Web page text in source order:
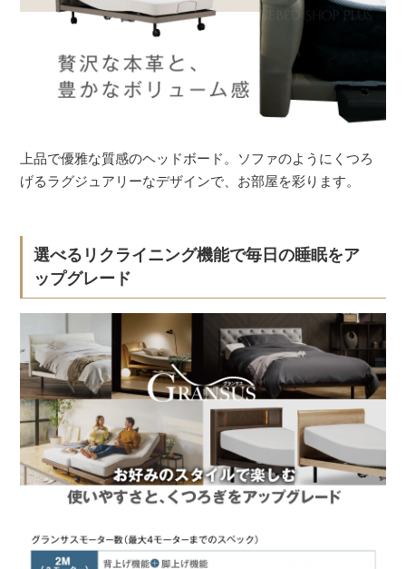
上品で優雅な質感のヘッドボード。ソファのようにくつろ
げるラグジュアリーなデザインで、お部屋を彩ります。
選べるリクライニング機能で毎日の睡眠をア
ップグレード